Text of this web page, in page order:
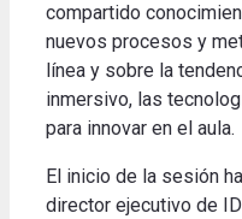
compartido
nuevos procesos y
línea y sobre la
inmersivo, las
para innovar en el aula.
El inicio de la sesión
director ejecutivo de